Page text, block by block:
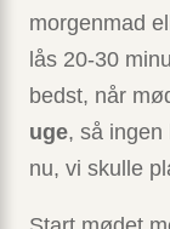
morgenmad
lås 20-30
bedst, når
uge, så ingen
nu, vi skulle